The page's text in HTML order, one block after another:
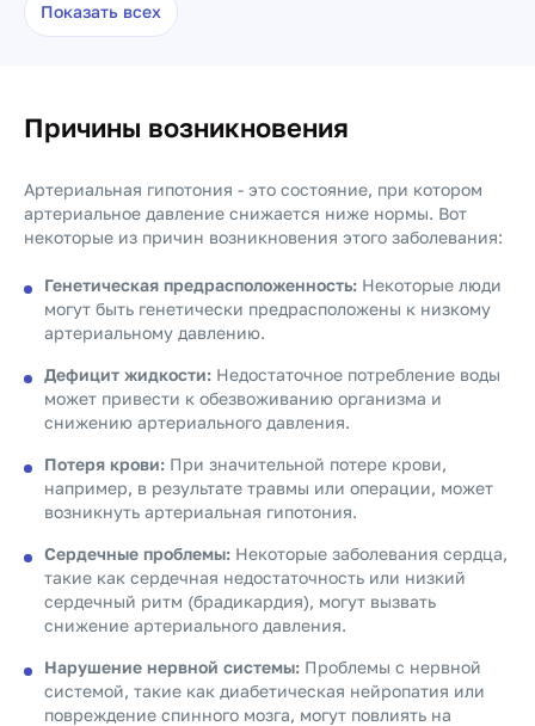
Показать всех
Причины возникновения
Артериальная гипотония - это состояние, при котором
артериальное давление снижается ниже нормы. Вот
некоторые из причин возникновения этого заболевания:
Генетическая предрасположенность: Некоторые люди
могут быть генетически предрасположены к низкому
артериальному давлению.
Дефицит жидкости: Недостаточное потребление воды
может привести к обезвоживанию организма и
снижению артериального давления.
Потеря крови: При значительной потере крови,
например, в результате травмы или операции, может
возникнуть артериальная гипотония.
Сердечные проблемы: Некоторые заболевания сердца,
такие как сердечная недостаточность или низкий
сердечный ритм (брадикардия), могут вызвать
снижение артериального давления.
Нарушение нервной системы: Проблемы с нервной
системой, такие как диабетическая нейропатия или
повреждение спинного мозга, могут повлиять на